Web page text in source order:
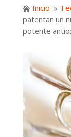
 Inicio 9
patentan un
potente